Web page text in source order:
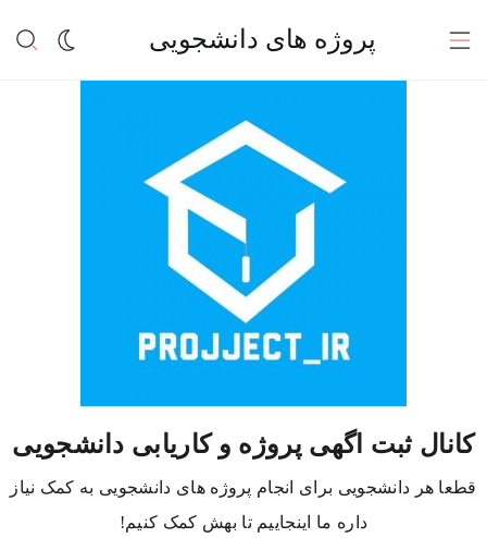
پروژه های دانشجویی
کانال ثبت اگهی پروژه و کاریابی دانشجویی
قطعا هر دانشجویی برای انجام پروژه های دانشجویی به کمک نیاز
داره ما اینجاییم تا بهش کمک کنیم!